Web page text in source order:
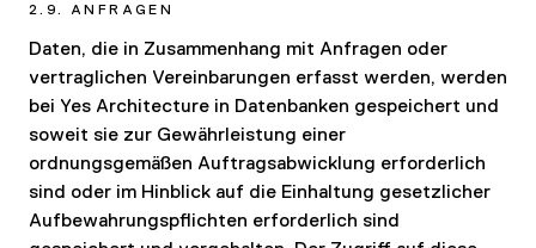
2.9. ANFRAGEN
Daten, die in Zusammenhang mit Anfragen oder
vertraglichen Vereinbarungen erfasst werden, werden
bei Yes Architecture in Datenbanken gespeichert und
soweit sie zur Gewährleistung einer
ordnungsgemäßen Auftragsabwicklung erforderlich
sind oder im Hinblick auf die Einhaltung gesetzlicher
Aufbewahrungspflichten erforderlich sind